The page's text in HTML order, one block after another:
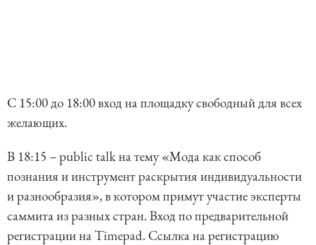
C 15:00 до 18:00 вход на площадку свободный для всех
желающих.
В 18:15 – public talk на тему «Мода как способ
познания и инструмент раскрытия индивидуальности
и разнообразия», в котором примут участие эксперты
саммита из разных стран. Вход по предварительной
регистрации на Timepad. Ссылка на регистрацию